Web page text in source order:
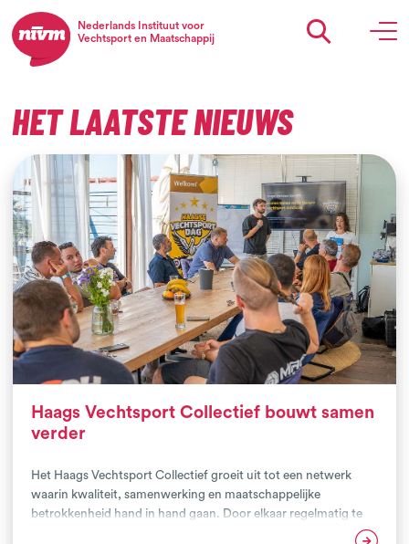
Nederlands Instituut voor
Vechtsport en Maatschappij
HET LAATSTE NIEUWS
Haags Vechtsport Collectief bouwt samen
verder
Het Haags Vechtsport Collectief groeit uit tot een netwerk
waarin kwaliteit, samenwerking en maatschappelijke
betrokkenheid hand in hand gaan. Door elkaar regelmatig te